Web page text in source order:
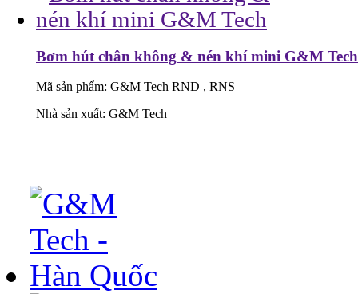
Bơm hút chân không & nén khí mini G&M Tech
Mã sản phẩm: G&M Tech RND , RNS
Nhà sản xuất: G&M Tech